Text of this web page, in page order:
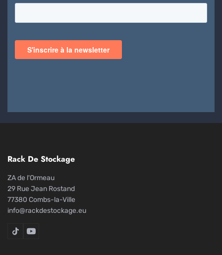
Rack De Stockage
ZA de l'Ormeau
29 Rue Jean Rostand
77380 Combs-la-Ville
info@rackdestockage.eu
Rack De Stockage sur TikTok
Rack De Stockage sur YouTube